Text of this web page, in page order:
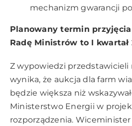
mechanizm gwarancji
Planowany termin
Radę Ministrów to I kwartał
Z wypowiedzi przedstawicieli
wynika, że aukcja dla farm
będzie większa niż
Ministerstwo Energii w
rozporządzenia.